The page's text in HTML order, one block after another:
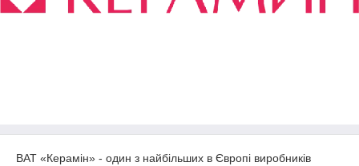
ВАТ «Керамін» - один з найбільших в Європі виробників